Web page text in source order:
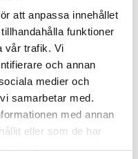
att anpassa innehållet
funktioner
vår trafik. Vi
och annan
medier och
samarbetar med.
med annan
eller som de har
tjänster.
306 kr
varukorgen